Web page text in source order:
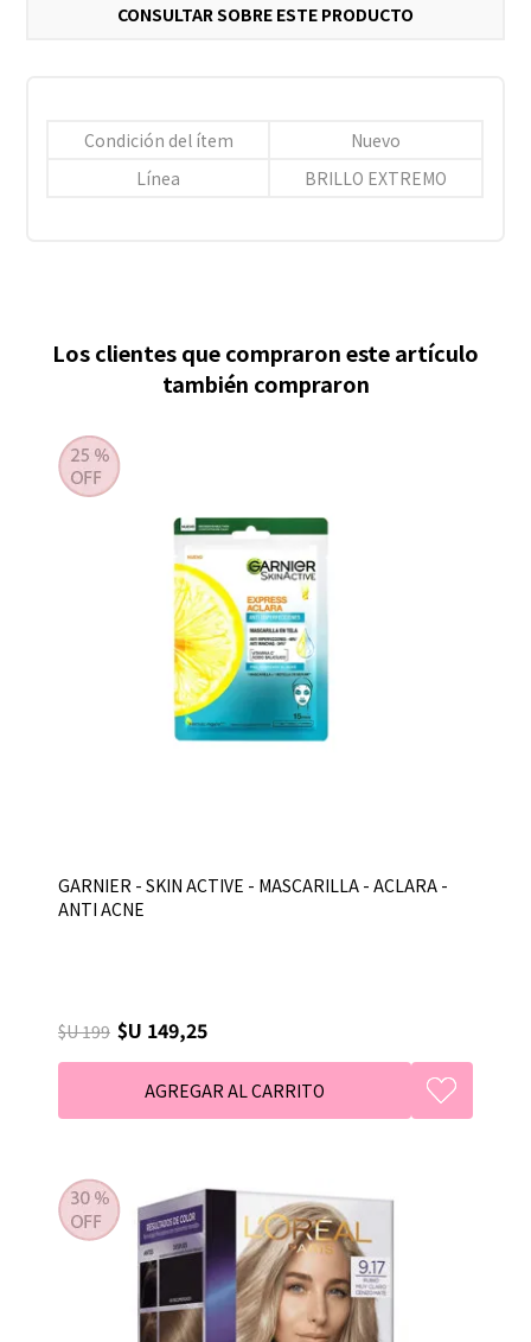
CONSULTAR SOBRE ESTE PRODUCTO
Condición del ítem
Nuevo
Línea
BRILLO EXTREMO
Los clientes que compraron este artículo
también compraron
GARNIER - SKIN ACTIVE - MASCARILLA - ACLARA -
ANTI ACNE
$U 199 $U 149,25